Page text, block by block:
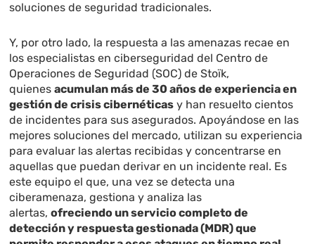
soluciones de seguridad tradicionales.
Y, por otro lado, la respuesta a las amenazas recae en
los especialistas en ciberseguridad del Centro de
Operaciones de Seguridad (SOC) de Stoïk,
quienesacumulan más de 30 años de experiencia en
gestión de crisis cibernéticas y han resuelto cientos
de incidentes para sus asegurados. Apoyándose en las
mejores soluciones del mercado, utilizan su experiencia
para evaluar las alertas recibidas y concentrarse en
aquellas que puedan derivar en un incidente real. Es
este equipo el que, una vez se detecta una
ciberamenaza, gestiona y analiza las
alertas,ofreciendo un servicio completo de
detección y respuesta gestionada (MDR) que